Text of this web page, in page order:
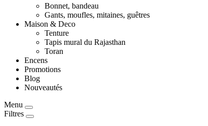
Bonnet, bandeau
Gants, moufles, mitaines, guêtres
Maison & Deco
Tenture
Tapis mural du Rajasthan
Toran
Encens
Promotions
Blog
Nouveautés
Menu
Filtres